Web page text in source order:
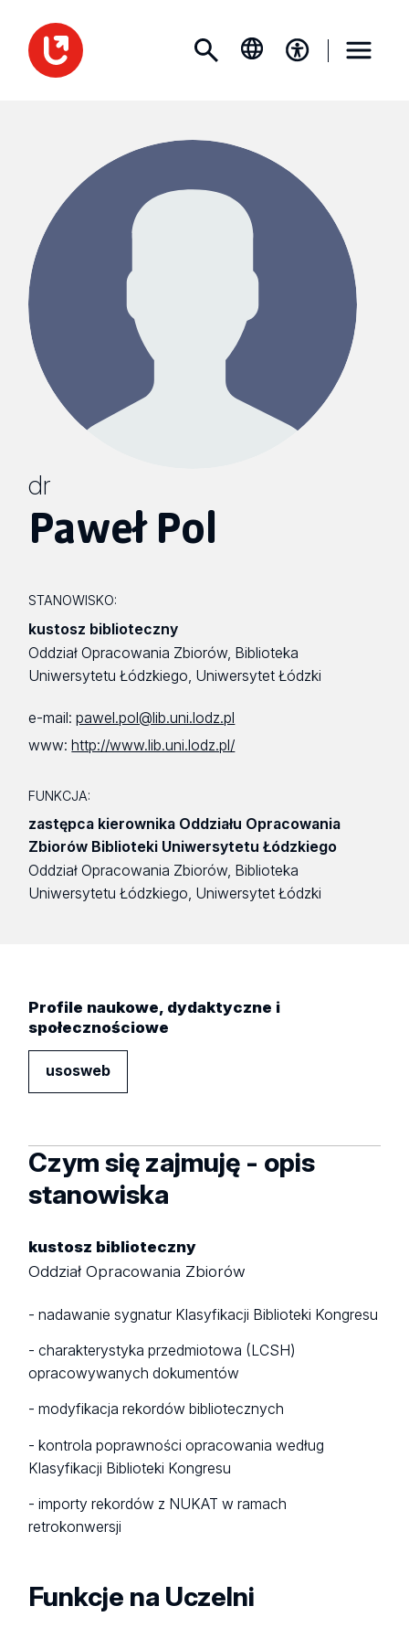
dr
Paweł Pol
STANOWISKO:
kustosz biblioteczny
Oddział Opracowania Zbiorów, Biblioteka
Uniwersytetu Łódzkiego, Uniwersytet Łódzki
e-mail:pawel.pol@lib.uni.lodz.pl
www:http://www.lib.uni.lodz.pl/
FUNKCJA:
zastępca kierownika Oddziału Opracowania
Zbiorów Biblioteki Uniwersytetu Łódzkiego
Oddział Opracowania Zbiorów, Biblioteka
Uniwersytetu Łódzkiego, Uniwersytet Łódzki
Profile naukowe, dydaktyczne i
społecznościowe
usosweb
Czym się zajmuję - opis
stanowiska
kustosz biblioteczny
Oddział Opracowania Zbiorów
- nadawanie sygnatur Klasyfikacji Biblioteki Kongresu
- charakterystyka przedmiotowa (LCSH)
opracowywanych dokumentów
- modyfikacja rekordów bibliotecznych
- kontrola poprawności opracowania według
Klasyfikacji Biblioteki Kongresu
- importy rekordów z NUKAT w ramach
retrokonwersji
Funkcje na Uczelni